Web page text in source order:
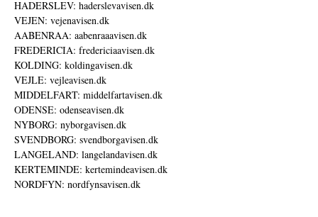
HADERSLEV: haderslevavisen.dk
VEJEN: vejenavisen.dk
AABENRAA: aabenraaavisen.dk
FREDERICIA: fredericiaavisen.dk
KOLDING: koldingavisen.dk
VEJLE: vejleavisen.dk
MIDDELFART: middelfartavisen.dk
ODENSE: odenseavisen.dk
NYBORG: nyborgavisen.dk
SVENDBORG: svendborgavisen.dk
LANGELAND: langelandavisen.dk
KERTEMINDE: kertemindeavisen.dk
NORDFYN: nordfynsavisen.dk